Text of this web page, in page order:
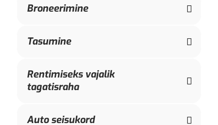
Broneerimine
Tasumine
Rentimiseks vajalik
tagatisraha
Auto seisukord